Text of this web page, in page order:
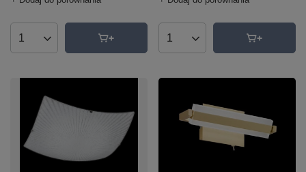
Ilość produktów Ilość produktów